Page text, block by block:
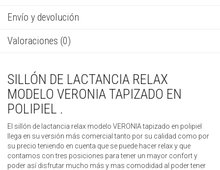
Envío y devolución
Valoraciones (0)
SILLÓN DE LACTANCIA RELAX
MODELO VERONIA TAPIZADO EN
POLIPIEL .
El sillón de lactancia relax modelo VERONIA tapizado en polipiel
llega en su versión más comercial tanto por su calidad como por
su precio teniendo en cuenta que se puede hacer relax y que
contamos con tres posiciones para tener un mayor confort y
poder así disfrutar mucho más y mas comodidad al poder tener